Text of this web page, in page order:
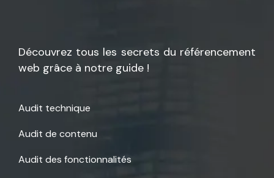
Découvrez tous les secrets du référencement
web grâce à notre guide !
Audit technique
Audit de contenu
Audit des fonctionnalités